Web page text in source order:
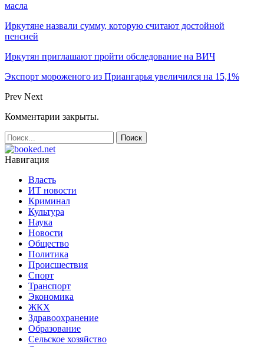
масла
Иркутяне назвали сумму, которую считают достойной
пенсией
Иркутян приглашают пройти обследование на ВИЧ
Экспорт мороженого из Приангарья увеличился на 15,1%
Prev Next
Комментарии закрыты.
Навигация
Власть
ИТ новости
Криминал
Культура
Наука
Новости
Общество
Политика
Происшествия
Спорт
Транспорт
Экономика
ЖКХ
Здравоохранение
Образование
Сельское хозяйство